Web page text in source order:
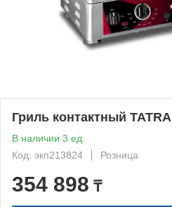
Гриль контактный
В наличии 3 ед.
Код: экп213824
Розница
354 898 ₸